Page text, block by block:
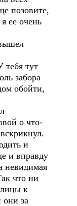
позовите,
ее очень
тут
забора
обойти,
о что-
и
и вправду
невидимая
что ни
к
они за